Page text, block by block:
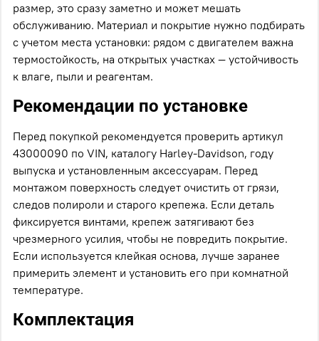
размер, это сразу заметно и может мешать
обслуживанию. Материал и покрытие нужно подбирать
с учетом места установки: рядом с двигателем важна
термостойкость, на открытых участках — устойчивость
к влаге, пыли и реагентам.
Рекомендации по установке
Перед покупкой рекомендуется проверить артикул
43000090 по VIN, каталогу Harley-Davidson, году
выпуска и установленным аксессуарам. Перед
монтажом поверхность следует очистить от грязи,
следов полироли и старого крепежа. Если деталь
фиксируется винтами, крепеж затягивают без
чрезмерного усилия, чтобы не повредить покрытие.
Если используется клейкая основа, лучше заранее
примерить элемент и установить его при комнатной
температуре.
Комплектация